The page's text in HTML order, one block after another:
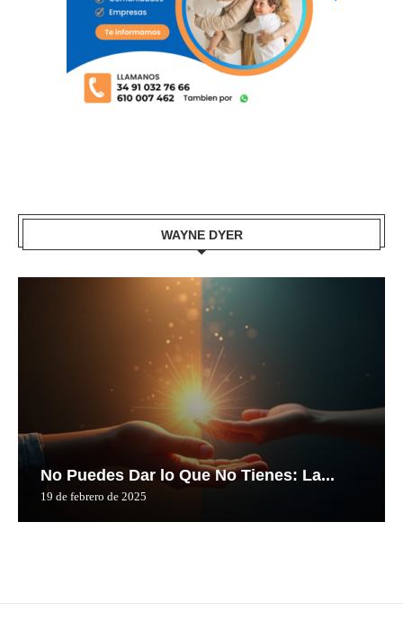
WAYNE DYER
No Puedes Dar lo Que No Tienes: La...
19 de febrero de 2025